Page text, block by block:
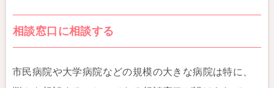
相談窓口に相談する
市民病院や大学病院などの規模の大きな病院は特に、